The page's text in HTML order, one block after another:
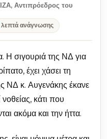
Αντιπρόεδρος του
ανάγνωσης
Η σιγουριά της ΝΔ για
έχει χάσει τη
ΝΔ κ. Αυγενάκης έκανε
κάτι που
ακόμα και την ήττα.